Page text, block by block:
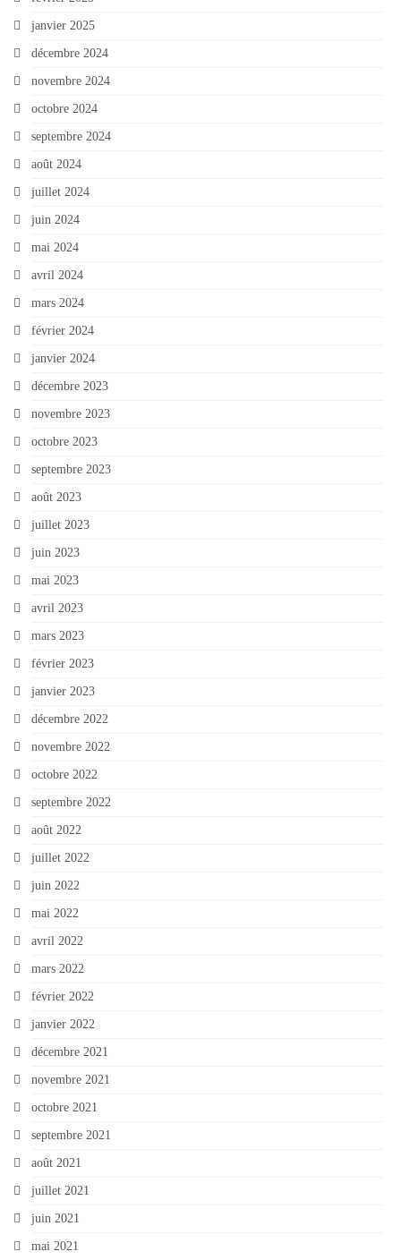
janvier 2025
décembre 2024
novembre 2024
octobre 2024
septembre 2024
août 2024
juillet 2024
juin 2024
mai 2024
avril 2024
mars 2024
février 2024
janvier 2024
décembre 2023
novembre 2023
octobre 2023
septembre 2023
août 2023
juillet 2023
juin 2023
mai 2023
avril 2023
mars 2023
février 2023
janvier 2023
décembre 2022
novembre 2022
octobre 2022
septembre 2022
août 2022
juillet 2022
juin 2022
mai 2022
avril 2022
mars 2022
février 2022
janvier 2022
décembre 2021
novembre 2021
octobre 2021
septembre 2021
août 2021
juillet 2021
juin 2021
mai 2021